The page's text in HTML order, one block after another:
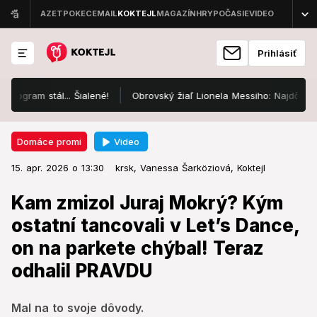
Prihlásiť
stál... Šialené! Obrovský žiaľ Lionela Messiho: Najdôležitejší
Domáce promi Video
15. apr. 2026 o 13:30 krsk, Vanessa Šarköziová, Koktejl
Kam zmizol Juraj Mokrý? Kým
ostatní tancovali v Let’s Dance,
on na parkete chýbal! Teraz
odhalil PRAVDU
Mal na to svoje dôvody.
Domáce promi 15. apr. 2026 o 13:30
Kam zmizol Juraj Mokrý? Kým
ostatní tancovali v Let’s Dance, on
na parkete chýbal! Teraz odhalil
PRAVDU
Mal na to svoje dôvody.